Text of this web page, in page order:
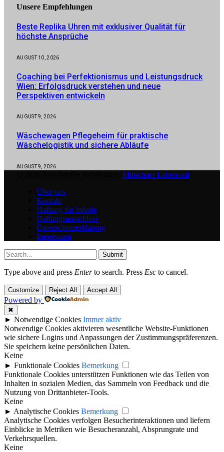
Unsere Empfehlungen
Beste Replika Uhren mit exklusiver Qualität für
höchste Ansprüche
AUGUST 10, 2026
Coaching bei Perfektionismus und Leistungsdruck
Wien: Erfolgsdruck verstehen und neue
Perspektiven entwickeln
AUGUST 9, 2026
Wäschewagen Pflegeheim für praktische
Wäschelogistik und sichere Abläufe
AUGUST 9, 2026
Münchner Lebensstil
Über uns
Kontakt
Haftung für Inhalte
Haftungsausschluss
Datenschutzerklärung
Impressum
Submit
Type above and press Enterto search. Press Esc to cancel.
Customize Reject All Accept All
Powered by
✖
► Notwendige Cookies Immer aktiv
Notwendige Cookies aktivieren wesentliche Website-Funktionen
wie sichere Logins und Anpassungen der Zustimmungspräferenzen.
Sie speichern keine persönlichen Daten.
Keine
► Funktionale Cookies Bemerkung
Funktionale Cookies unterstützen Funktionen wie das Teilen von
Inhalten in sozialen Medien, das Sammeln von Feedback und die
Nutzung von Drittanbieter-Tools.
Keine
► Analytische Cookies Bemerkung
Analytische Cookies verfolgen Besucherinteraktionen und liefern
Einblicke in Metriken wie Besucheranzahl, Absprungrate und
Verkehrsquellen.
Keine